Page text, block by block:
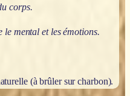
corps.
le mental et les émotions.
(à brûler sur charbon).